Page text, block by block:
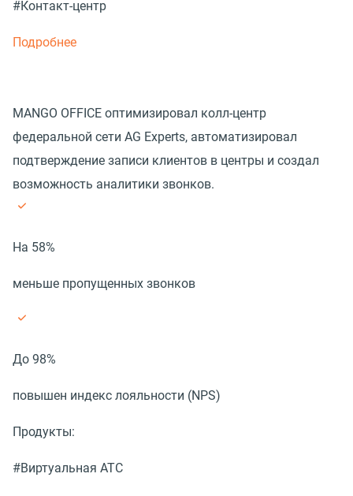
#Контакт-центр
Подробнее
MANGO OFFICE оптимизировал колл-центр
федеральной сети AG Experts, автоматизировал
подтверждение записи клиентов в центры и создал
возможность аналитики звонков.
На 58%
меньше пропущенных звонков
До 98%
повышен индекс лояльности (NPS)
Продукты:
#Виртуальная АТС